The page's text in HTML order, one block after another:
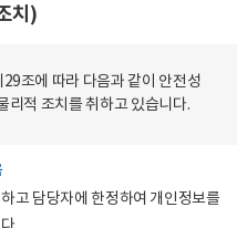
치)
조에 따라 다음과 같이 안전성
적 조치를 취하고 있습니다.
고 담당자에 한정하여 개인정보를